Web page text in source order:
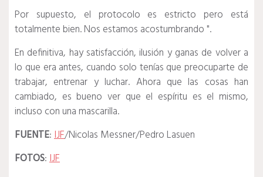
Por supuesto, el protocolo es estricto pero está
totalmente bien.Nos estamos acostumbrando ".
En definitiva, hay satisfacción, ilusión y ganas de volver a
lo que era antes, cuando solo tenías que preocuparte de
trabajar, entrenar y luchar. Ahora que las cosas han
cambiado, es bueno ver que el espíritu es el mismo,
incluso con una mascarilla.
FUENTE:IJF/Nicolas Messner/Pedro Lasuen
FOTOS:IJF